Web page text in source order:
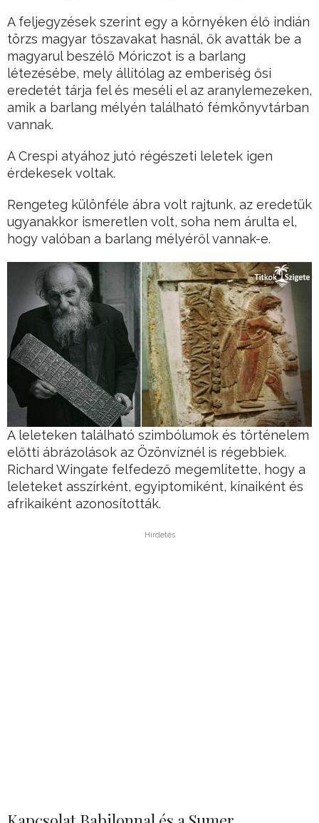
A feljegyzések szerint egy a környéken élő indián
törzs magyar tőszavakat hasnál, ők avatták be a
magyarul beszélő Móriczot is a barlang
létezésébe, mely állítólag az emberiség ősi
eredetét tárja fel és meséli el az aranylemezeken,
amik a barlang mélyén található fémkönyvtárban
vannak.
A Crespi atyához jutó régészeti leletek igen
érdekesek voltak.
Rengeteg különféle ábra volt rajtunk, az eredetük
ugyanakkor ismeretlen volt, soha nem árulta el,
hogy valóban a barlang mélyéről vannak-e.
A leleteken található szimbólumok és történelem
előtti ábrázolások az Özönvíznél is régebbiek.
Richard Wingate felfedező megemlítette, hogy a
leleteket asszírként, egyiptomiként, kínaiként és
afrikaiként azonosították.
Hirdetés